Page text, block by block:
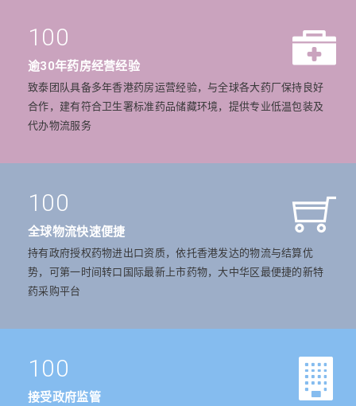
100
逾30年药房经营经验
致泰团队具备多年香港药房运营经验，与全球各大药厂保持良好
合作，建有符合卫生署标准药品储藏环境，提供专业低温包装及
代办物流服务
100
全球物流快速便捷
持有政府授权药物进出口资质，依托香港发达的物流与结算优
势，可第一时间转口国际最新上市药物，大中华区最便捷的新特
药采购平台
100
接受政府监管